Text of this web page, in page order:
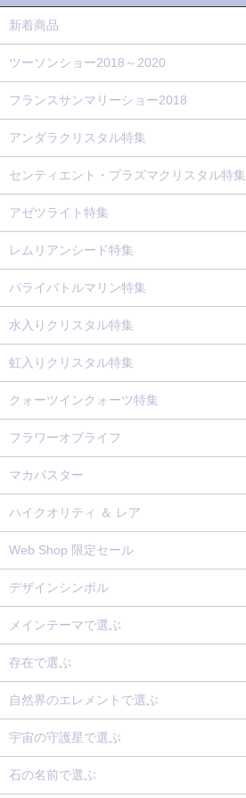
新着商品
ツーソンショー2018～2020
フランスサンマリーショー2018
アンダラクリスタル特集
センティエント・プラズマクリスタル特集
アゼツライト特集
レムリアンシード特集
パライバトルマリン特集
水入りクリスタル特集
虹入りクリスタル特集
クォーツインクォーツ特集
フラワーオブライフ
マカバスター
ハイクオリティ ＆ レア
Web Shop 限定セール
デザインシンボル
メインテーマで選ぶ
存在で選ぶ
自然界のエレメントで選ぶ
宇宙の守護星で選ぶ
石の名前で選ぶ